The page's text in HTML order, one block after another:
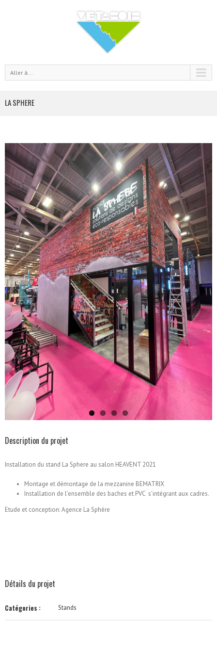
Aller à...
LA SPHERE
Description du projet
Installation du stand La Sphere au salon HEAVENT 2021
Montage et démontage de la mezzanine BEMATRIX
Installation de l’ensemble des baches et PVC s’intégrant aux cadres.
Etude et conception: Agence La Sphère
Détails du projet
Catégories : Stands